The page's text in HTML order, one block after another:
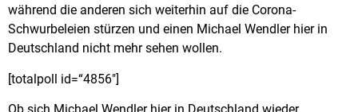
während die anderen sich weiterhin auf die Corona-
Schwurbeleien stürzen und einen Michael Wendler hier in
Deutschland nicht mehr sehen wollen.
[totalpoll id=“4856″]